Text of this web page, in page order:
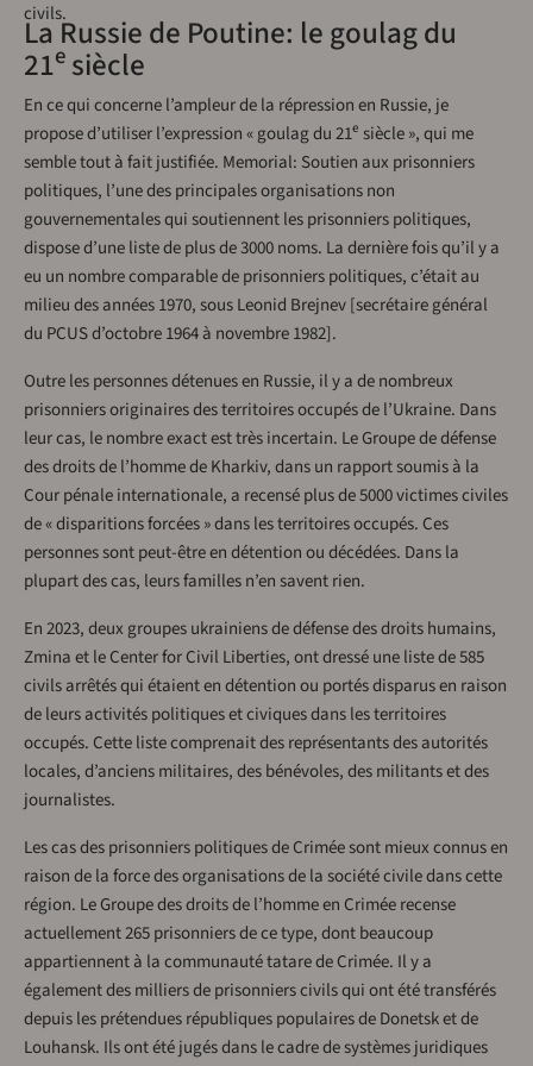
civils.
La Russie de Poutine: le goulag du
21e siècle
En ce qui concerne l’ampleur de la répression en Russie, je
propose d’utiliser l’expression « goulag du 21e siècle », qui me
semble tout à fait justifiée. Memorial: Soutien aux prisonniers
politiques, l’une des principales organisations non
gouvernementales qui soutiennent les prisonniers politiques,
dispose d’une liste de plus de 3000 noms. La dernière fois qu’il y a
eu un nombre comparable de prisonniers politiques, c’était au
milieu des années 1970, sous Leonid Brejnev [secrétaire général
du PCUS d’octobre 1964 à novembre 1982].
Outre les personnes détenues en Russie, il y a de nombreux
prisonniers originaires des territoires occupés de l’Ukraine. Dans
leur cas, le nombre exact est très incertain. Le Groupe de défense
des droits de l’homme de Kharkiv, dans un rapport soumis à la
Cour pénale internationale, a recensé plus de 5000 victimes civiles
de « disparitions forcées » dans les territoires occupés. Ces
personnes sont peut-être en détention ou décédées. Dans la
plupart des cas, leurs familles n’en savent rien.
En 2023, deux groupes ukrainiens de défense des droits humains,
Zmina et le Center for Civil Liberties, ont dressé une liste de 585
civils arrêtés qui étaient en détention ou portés disparus en raison
de leurs activités politiques et civiques dans les territoires
occupés. Cette liste comprenait des représentants des autorités
locales, d’anciens militaires, des bénévoles, des militants et des
journalistes.
Les cas des prisonniers politiques de Crimée sont mieux connus en
raison de la force des organisations de la société civile dans cette
région. Le Groupe des droits de l’homme en Crimée recense
actuellement 265 prisonniers de ce type, dont beaucoup
appartiennent à la communauté tatare de Crimée. Il y a
également des milliers de prisonniers civils qui ont été transférés
depuis les prétendues républiques populaires de Donetsk et de
Louhansk. Ils ont été jugés dans le cadre de systèmes juridiques